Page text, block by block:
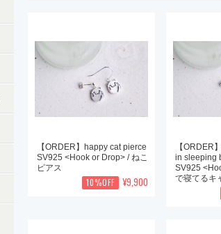
【ORDER】happy cat pierce
SV925 <Hook or Drop> / ねこ
ピアス
10%OFF ¥9,900
【ORDER
in sleeping
SV925
で寝てるキ